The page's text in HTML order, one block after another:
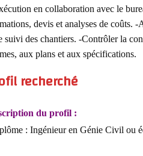
d’exécution en collaboration avec
estimations, devis et analyses de
et le suivi des chantiers. -Contrôler
normes, aux plans et aux
Profil recherché
Description du profil :
-Diplôme : Ingénieur en Génie